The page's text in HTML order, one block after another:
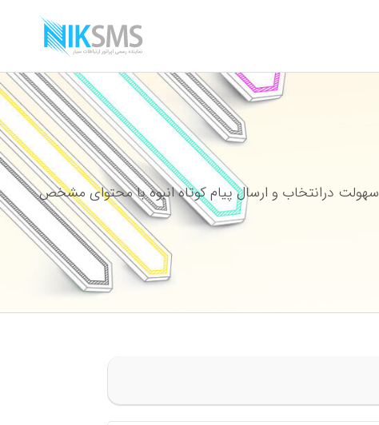
سهولت درانتخاب و ارسال پیام کوتاه انبوه با محتوای مشخص